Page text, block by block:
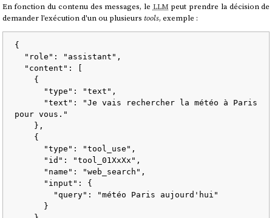
En fonction du contenu des messages, le LLM peut prendre la décision de
demander l'exécution d'un ou plusieurs tools, exemple :
{
"role" : "assistant" ,
"content" :
{
"type" : "text" ,
"text" :
"Je vais rechercher la météo à Paris
pour vous."
} ,
{
"type" : "tool_use" ,
"id" : "tool_01XxXx" ,
"name" : "web_search" ,
"input" :
{
"query" :
"météo Paris aujourd'hui"
}